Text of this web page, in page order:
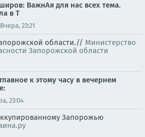
ВажнАя для нас всех тема.
в Т
Вчера, 23:21
области.// Министерство
Запорожской области
к этому часу в вечернем
23:04
Запорожью